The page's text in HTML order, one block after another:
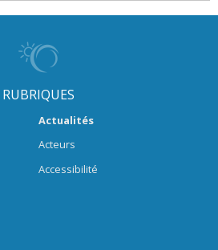
RUBRIQUES
Actualités
Acteurs
Accessibilité